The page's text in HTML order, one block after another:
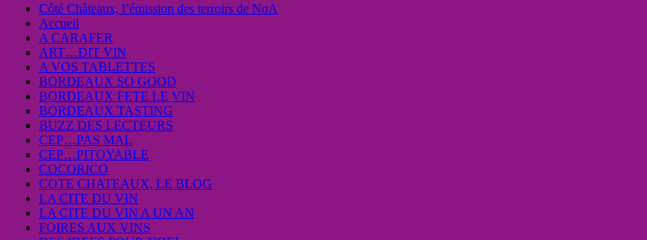
Côté Châteaux, l’émission des terroirs de NoA
Accueil
A CARAFER
ART…DIT VIN
A VOS TABLETTES
BORDEAUX SO GOOD
BORDEAUX FETE LE VIN
BORDEAUX TASTING
BUZZ DES LECTEURS
CEP…PAS MAL
CEP…PITOYABLE
COCORICO
COTE CHATEAUX, LE BLOG
LA CITE DU VIN
LA CITE DU VIN A UN AN
FOIRES AUX VINS